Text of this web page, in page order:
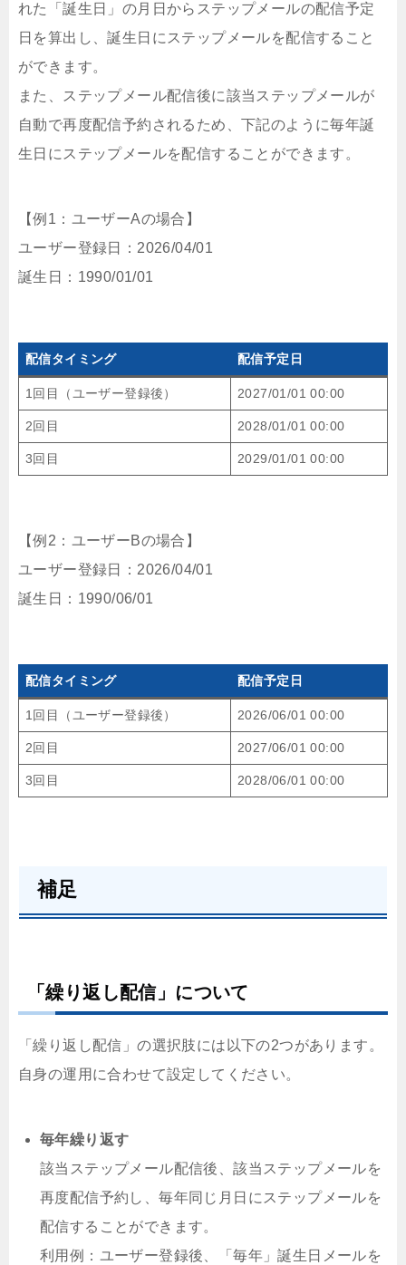
れた「誕生日」の月日からステップメールの配信予定
日を算出し、誕生日にステップメールを配信すること
ができます。
また、ステップメール配信後に該当ステップメールが
自動で再度配信予約されるため、下記のように毎年誕
生日にステップメールを配信することができます。
【例1：ユーザーAの場合】
ユーザー登録日：2026/04/01
誕生日：1990/01/01
配信タイミング 配信予定日
1回目（ユーザー登録後） 2027/01/01 00:00
2回目 2028/01/01 00:00
3回目 2029/01/01 00:00
【例2：ユーザーBの場合】
ユーザー登録日：2026/04/01
誕生日：1990/06/01
配信タイミング 配信予定日
1回目（ユーザー登録後） 2026/06/01 00:00
2回目 2027/06/01 00:00
3回目 2028/06/01 00:00
補足
「繰り返し配信」について
「繰り返し配信」の選択肢には以下の2つがあります。
自身の運用に合わせて設定してください。
毎年繰り返す
該当ステップメール配信後、該当ステップメールを
再度配信予約し、毎年同じ月日にステップメールを
配信することができます。
利用例：ユーザー登録後、「毎年」誕生日メールを